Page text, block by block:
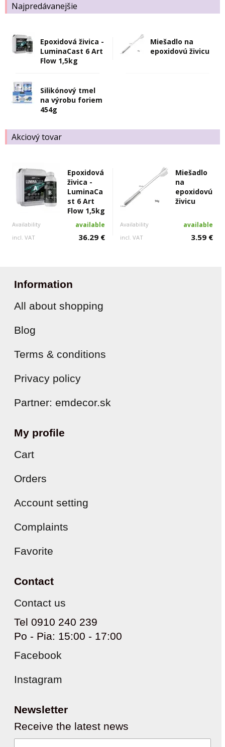
Najpredávanejšie
Epoxidová živica -
LuminaCast 6 Art
Flow 1,5kg
Miešadlo na
epoxidovú živicu
Silikónový tmel
na výrobu foriem
454g
Akciový tovar
Epoxidová
živica -
LuminaCa
st 6 Art
Flow 1,5kg
Availability available
incl. VAT 36.29 €
Miešadlo
na
epoxidovú
živicu
Availability available
incl. VAT 3.59 €
Information
All about shopping
Blog
Terms & conditions
Privacy policy
Partner: emdecor.sk
My profile
Cart
Orders
Account setting
Complaints
Favorite
Contact
Contact us
Tel 0910 240 239
Po - Pia: 15:00 - 17:00
Facebook
Instagram
Newsletter
Receive the latest news